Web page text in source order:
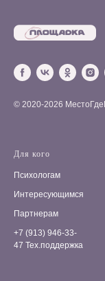
© 2020-2026
Для кого
Психологам
Интересующимся
Партнерам
+7 (913) 946-33-
47 Тех.поддержка